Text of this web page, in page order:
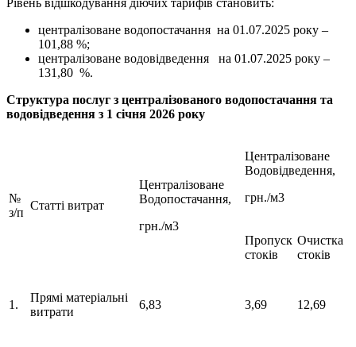
Рівень відшкодування діючих тарифів становить:
централізоване водопостачання на 01.07.2025 року –
101,88 %;
централізоване водовідведення на 01.07.2025 року –
131,80 %.
Структура послуг з централізованого водопостачання та
водовідведення з 1 січня 2026 року
№
з/п
Статті витрат
Централізоване
Водопостачання,
грн./м3
Централізоване
Водовідведення,
грн./м3
Пропуск
стоків
Очистка
стоків
1.
Прямі матеріальні
витрати
6,83 3,69 12,69